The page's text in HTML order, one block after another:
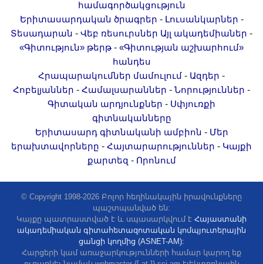
համագործակցություն
Երիտասարդական ծրագրեր - Լուսանկարներ -
Տեսադարան - Վեբ ռեսուրսներ Այլ ակադեմիաներ -
«Գիտություն» թերթ - «Գիտության աշխարհում»
հանդես
Հրապարակումներ մամուլում - Ազդեր -
Հոբելյաններ - Համալսարաններ - Նորություններ -
Գիտական արդյունքներ - Սփյուռքի
գիտնականները
Երիտասարդ գիտնականի ամբիոն - Մեր
երախտավորները - Հայտարարություններ - Կայքի
քարտեզ - Որոնում
© Copyright 1998-2026 Բոլոր հեղինակային իրավունքները
պաշտպանված են:
Կայքը պատրաստված է և սպասարկվում է Հայաստանի
ակադեմիական գիտահետազոտական կոմպյուտերային
ցանցի կողմից (ASNET-AM):
Հարցերի կամ առաջարկությունների համար կարող եք